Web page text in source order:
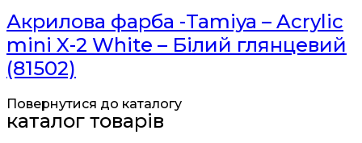
Акрилова фарба -Tamiya – Acrylic
mini X-2 White – Білий глянцевий
(81502)
Повернутися до каталогу
каталог товарів